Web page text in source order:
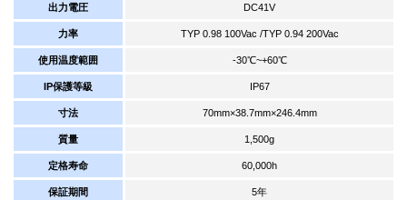
出力電圧 DC41V
力率 TYP 0.98 100Vac /TYP 0.94 200Vac
使用温度範囲 -30℃~+60℃
IP保護等級 IP67
寸法 70mm×38.7mm×246.4mm
質量 1,500g
定格寿命 60,000h
保証期間 5年